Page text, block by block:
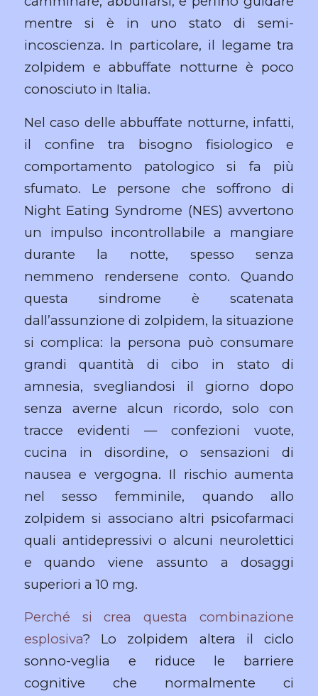
mentre si è in uno stato di semi-
incoscienza. In particolare, il legame tra
zolpidem e abbuffate notturne è poco
conosciuto in Italia.
Nel caso delle abbuffate notturne, infatti,
il confine tra bisogno fisiologico e
comportamento patologico si fa più
sfumato. Le persone che soffrono di
Night Eating Syndrome (NES) avvertono
un impulso incontrollabile a mangiare
durante la notte, spesso senza
nemmeno rendersene conto. Quando
questa sindrome è scatenata
dall’assunzione di zolpidem, la situazione
si complica: la persona può consumare
grandi quantità di cibo in stato di
amnesia, svegliandosi il giorno dopo
senza averne alcun ricordo, solo con
tracce evidenti — confezioni vuote,
cucina in disordine, o sensazioni di
nausea e vergogna. Il rischio aumenta
nel sesso femminile, quando allo
zolpidem si associano altri psicofarmaci
quali antidepressivi o alcuni neurolettici
e quando viene assunto a dosaggi
superiori a 10 mg.
Perché si crea questa combinazione
esplosiva? Lo zolpidem altera il ciclo
sonno-veglia e riduce le barriere
cognitive che normalmente ci